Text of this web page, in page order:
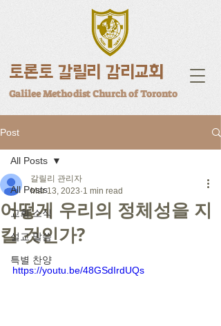
토론토 갈릴리 감리교회
Galilee Methodist Church of Toronto
Post
All Posts
교회 소식
설교 말씀
특별 찬양
All Posts
어떻게 우리의 정체성을 지
킬 것인가?
갈릴리 관리자
Mar 13, 2023 1 min read
https://youtu.be/48GSdIrdUQs